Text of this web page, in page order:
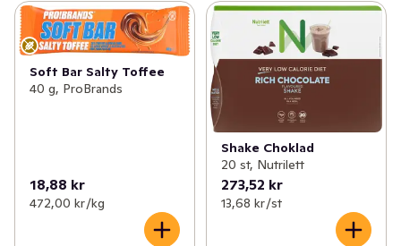
Soft Bar Salty Toffee
40 g, ProBrands
18,88 kr
472,00 kr /kg
Shake Choklad
20 st, Nutrilett
273,52 kr
13,68 kr /st